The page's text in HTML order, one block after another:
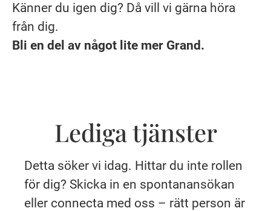
Känner du igen dig? Då vill vi gärna höra
från dig.
Bli en del av något lite mer Grand.
Lediga tjänster
Detta söker vi idag. Hittar du inte rollen
för dig? Skicka in en spontanansökan
eller connecta med oss – rätt person är